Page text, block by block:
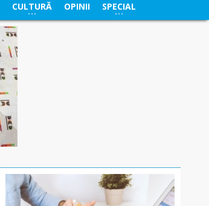
CULTURĂ OPINII SPECIAL